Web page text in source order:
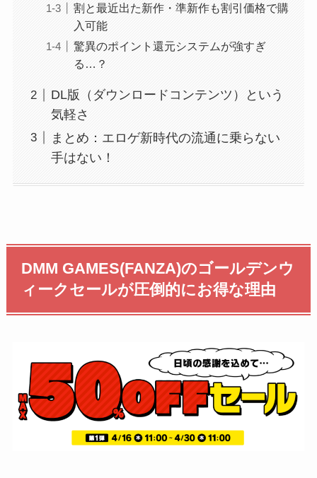
割と最近出た新作・準新作も割引価格で購
入可能
驚異のポイント還元システムが強すぎ
る…？
DL版（ダウンロードコンテンツ）という
気軽さ
まとめ：エロゲ新時代の流通に乗らない
手はない！
DMM GAMES(FANZA)のゴールデンウ
ィークセールが圧倒的にお得な理由